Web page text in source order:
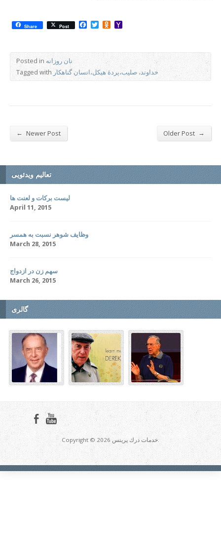
Share Post Facebook
TwitterOdnoklassniki
Posted in نان روزانه
Tagged withخداوند، صلیب،پردۀ هیکل،انسان گناهکار
← Newer Post Older Post →
تعالیم ویدئویی
لیست برکات و لعنت ها
April 11, 2015
وظایف شوهر نسبت به همسر
March 28, 2015
سهم زن در ازدواج
March 26, 2015
گالری
Copyright © 2026 خدمات درك پرينس.